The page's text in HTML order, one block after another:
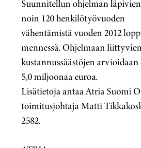
Suunnitellun ohjelman
noin 120 henkilötyövuoden
vähentämistä vuoden 2012
mennessä. Ohjelmaan
kustannussäästöjen
5,0 miljoonaa euroa.
Lisätietoja antaa Atria Suomi
toimitusjohtaja Matti